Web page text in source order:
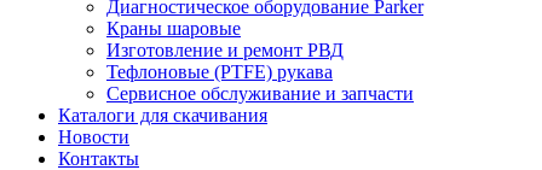
Диагностическое оборудование Parker
Краны шаровые
Изготовление и ремонт РВД
Тефлоновые (PTFE) рукава
Сервисное обслуживание и запчасти
Каталоги для скачивания
Новости
Контакты